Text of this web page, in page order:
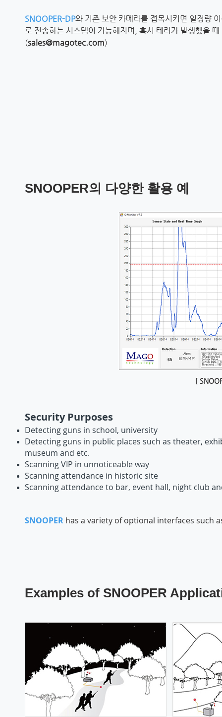
SNOOPER-DP와 기존 보안 카메라를 접목시키면 일정량
로 전송하는 시스템이 가능해지며, 혹시 테러가 발생했을
(sales@magotec.com)
SNOOPER의 다양한 활용 예
[
Security Purposes
Detecting guns in school, university
Detecting guns in public places such as theater,
museum and etc.
Scanning VIP in unnoticeable way
Scanning attendance in historic site
Scanning attendance to bar, event hall, night club
SNOOPER has a variety of optional interfaces such
Examples of SNOOPER